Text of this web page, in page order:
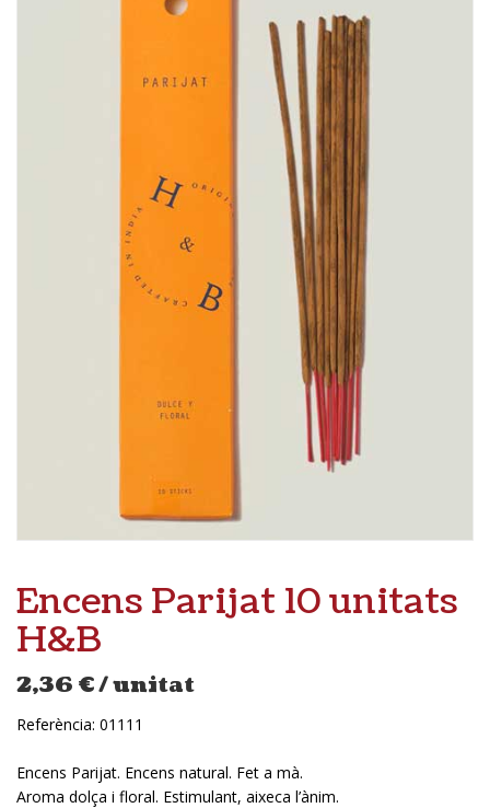
Encens Parijat 10 unitats
H&B
2,36 €/ unitat
Referència: 01111
Encens Parijat. Encens natural. Fet a mà.
Aroma dolça i floral. Estimulant, aixeca l’ànim.